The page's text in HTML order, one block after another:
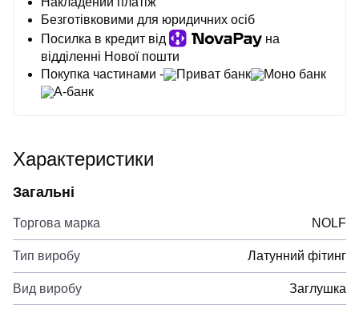
Безготівковими для юридичних осіб
Посилка в кредит від
на
відділенні Нової пошти
Покупка частинами -
Приват банк
Моно банк
А-банк
Характеристики
Загальні
Торгова марка NOLF
Тип виробу Латунний фітинг
Вид виробу Заглушка